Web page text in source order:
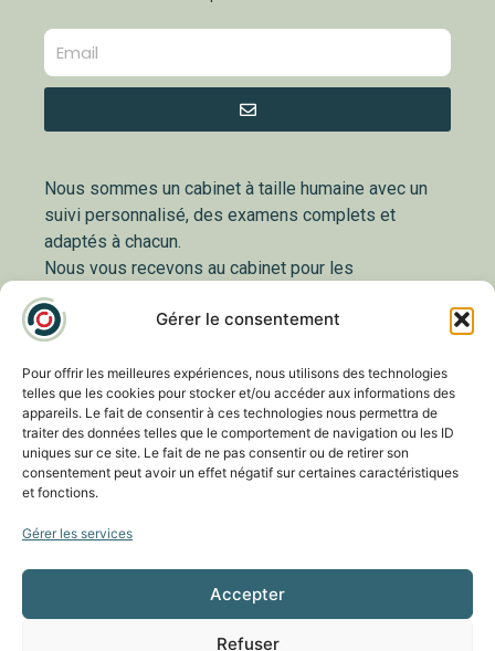
Gérer le consentement
Pour offrir les meilleures expériences, nous utilisons des technologies
telles que les cookies pour stocker et/ou accéder aux informations des
appareils. Le fait de consentir à ces technologies nous permettra de
traiter des données telles que le comportement de navigation ou les ID
uniques sur ce site. Le fait de ne pas consentir ou de retirer son
consentement peut avoir un effet négatif sur certaines caractéristiques
et fonctions.
Gérer les services
Accepter
Refuser
Envoyer
Nous sommes un cabinet à taille humaine avec un
suivi personnalisé, des examens complets et
adaptés à chacun.
Nous vous recevons au cabinet pour les
consultations et pour la chirurgie nous sommes
associés à la Clinique du Parc ainsi qu’au Centre
Paufique.
Orthoptistes et optométristes interviennent lors de
la consultation afin de réaliser le bilan visuel et
examens complémentaires si nécessaire.
Un cabinet à l’écoute de vos besoins avec un suivi
personnalisé.